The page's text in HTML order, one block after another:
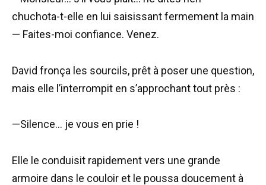
chuchota-t-elle en lui saisissant fermement la main
— Faites-moi confiance. Venez.
David fronça les sourcils, prêt à poser une question,
mais elle l’interrompit en s’approchant tout près :
—Silence… je vous en prie !
Elle le conduisit rapidement vers une grande
armoire dans le couloir et le poussa doucement à